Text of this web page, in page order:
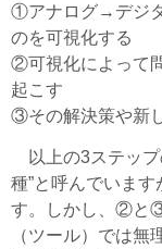
①アナログ→デジ
のを可視化する
②可視化によって
起こす
③その解決策や新
以上の3ステップ
種”と呼んでいま
す。しかし、②と③
（ツール）では